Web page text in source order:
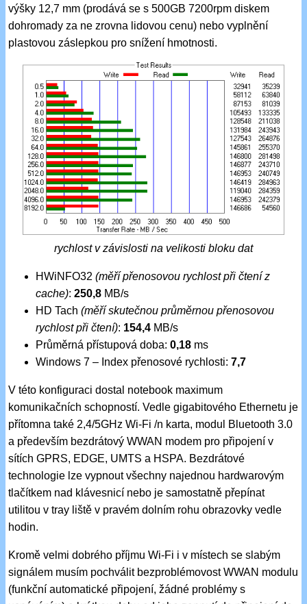
výšky 12,7 mm (prodává se s 500GB 7200rpm diskem
dohromady za ne zrovna lidovou cenu) nebo vyplnění
plastovou záslepkou pro snížení hmotnosti.
rychlost v závislosti na velikosti bloku dat
HWiNFO32(měří přenosovou rychlost při čtení z
cache):250,8 MB/s
HD Tach(měří skutečnou průměrnou přenosovou
rychlost při čtení): 154,4 MB/s
Průměrná přístupová doba:0,18 ms
Windows 7 – Index přenosové rychlosti:7,7
V této konfiguraci dostal notebook maximum
komunikačních schopností. Vedle gigabitového Ethernetu je
přítomna také 2,4/5GHz Wi-Fi /n karta, modul Bluetooth 3.0
a především bezdrátový WWAN modem pro připojení v
sítích GPRS, EDGE, UMTS a HSPA. Bezdrátové
technologie lze vypnout všechny najednou hardwarovým
tlačítkem nad klávesnicí nebo je samostatně přepínat
utilitou v tray liště v pravém dolním rohu obrazovky vedle
hodin.
Kromě velmi dobrého příjmu Wi-Fi i v místech se slabým
signálem musím pochválit bezproblémovost WWAN modulu
(funkční automatické připojení, žádné problémy s